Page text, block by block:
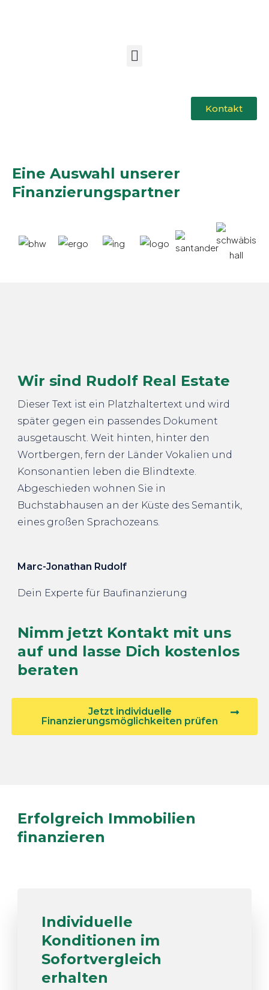
Kontakt
Eine Auswahl unserer
Finanzierungspartner
Wir sind Rudolf Real Estate
Dieser Text ist ein Platzhaltertext und wird
später gegen ein passendes Dokument
ausgetauscht. Weit hinten, hinter den
Wortbergen, fern der Länder Vokalien und
Konsonantien leben die Blindtexte.
Abgeschieden wohnen Sie in
Buchstabhausen an der Küste des Semantik,
eines großen Sprachozeans.
Marc-Jonathan Rudolf
Dein Experte für Baufinanzierung
Nimm jetzt Kontakt mit uns
auf und lasse Dich kostenlos
beraten
Jetzt individuelle
Finanzierungsmöglichkeiten prüfen
Erfolgreich Immobilien
finanzieren
Individuelle
Konditionen im
Sofortvergleich
erhalten